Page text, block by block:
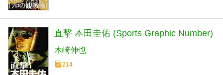
直撃 本田圭佑 (Sports Graphic Number)
木崎伸也
214